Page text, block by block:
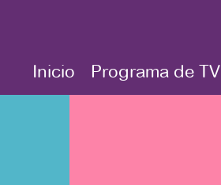
Inicio Programa de TV